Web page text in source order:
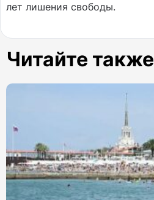
лет лишения свободы.
Читайте также